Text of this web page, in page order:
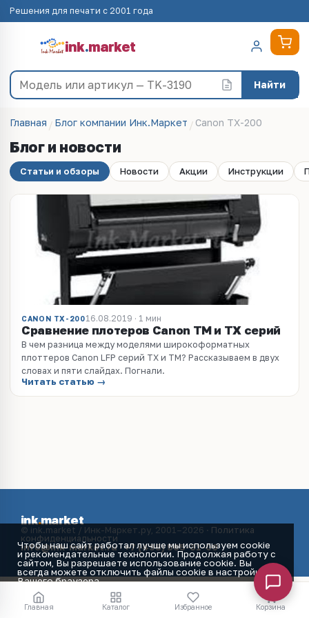
Решения для печати с 2001 года
ink.market
Найти
Главная Блог компании Инк.Маркет Canon TX-200
Блог и новости
Статьи и обзоры Новости Акции Инструкции
CANON TX-20016.08.2019 · 1 мин
Сравнение плотеров Canon ТМ и ТХ серий
В чем разница между моделями широкоформатных
плоттеров Canon LFP серий TX и TM? Рассказываем в двух
словах и пяти слайдах. Погнали.
Читать статью →
ink.market
© ink.market / Инк-Маркет.ру, 2001–2026 · Политика
конфиденциальности
info@ink-market.ru·+7 (495) 565-31-09
Главная Каталог Избранное Корзина
Чтобы наш сайт работал лучше мы используем cookie
и рекомендательные технологии. Продолжая работу с
сайтом, Вы разрешаете использование cookie. Вы
всегда можете отключить файлы cookie в настройках
Вашего браузера.
Принять